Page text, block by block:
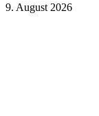
9. August 2026